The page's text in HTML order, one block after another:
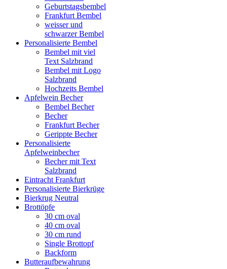
Geburtstagsbembel
Frankfurt Bembel
weisser und
schwarzer Bembel
Personalisierte Bembel
Bembel mit viel
Text Salzbrand
Bembel mit Logo
Salzbrand
Hochzeits Bembel
Apfelwein Becher
Bembel Becher
Becher
Frankfurt Becher
Gerippte Becher
Personalisierte
Apfelweinbecher
Becher mit Text
Salzbrand
Eintracht Frankfurt
Personalisierte Bierkrüge
Bierkrug Neutral
Brottöpfe
30 cm oval
40 cm oval
30 cm rund
Single Brottopf
Backform
Butteraufbewahrung